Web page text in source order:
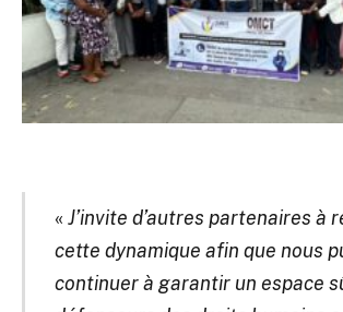
« J’invite d’autres partenaires à
cette dynamique afin que nous
continuer à garantir un espace